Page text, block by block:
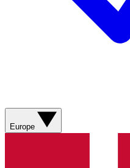
Europe